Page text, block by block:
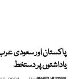
یاداشتوں پر دستخط